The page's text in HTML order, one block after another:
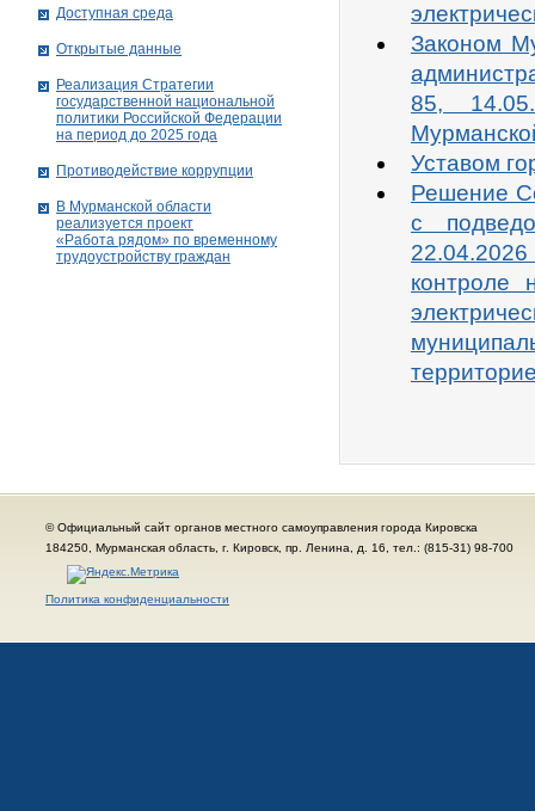
Законом
85,
Уставом
Решение
с
контроле
Доступная среда
Открытые данные
Реализация Стратегии
государственной национальной
политики Российской Федерации
на период до 2025 года
Противодействие коррупции
В Мурманской области
реализуется проект
«Работа рядом» по временному
трудоустройству граждан
© Официальный сайт органов местного самоуправления города Кировска
184250, Мурманская область, г. Кировск, пр. Ленина, д. 16, тел.: (815-31) 98-700
Политика конфиденциальности